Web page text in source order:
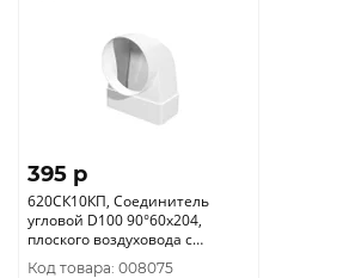
395 p
620СК10КП, Соединитель
угловой D100 90°60х204,
плоского воздуховода с
круглым ЭРА уп.24/1шт.
Код товара: 008075